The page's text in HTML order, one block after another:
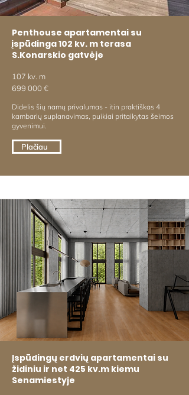
Penthouse apartamentai su
įspūdinga 102 kv. m terasa
S.Konarskio gatvėje
107 kv. m
699 000 €
Didelis šių namų privalumas - itin praktiškas 4
kambarių suplanavimas, puikiai pritaikytas šeimos
gyvenimui.
Plačiau
Įspūdingų erdvių apartamentai su
židiniu ir net 425 kv.m kiemu
Senamiestyje